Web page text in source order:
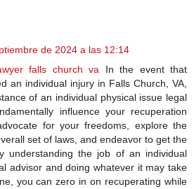
de 2024 a las 12:14
falls church va In the event that
an individual injury in Falls Church, VA,
of an individual physical issue legal
influence your recuperation
for your freedoms, explore the
set of laws, and endeavor to get the
understanding the job of an individual
advisor and doing whatever it may take
you can zero in on recuperating while